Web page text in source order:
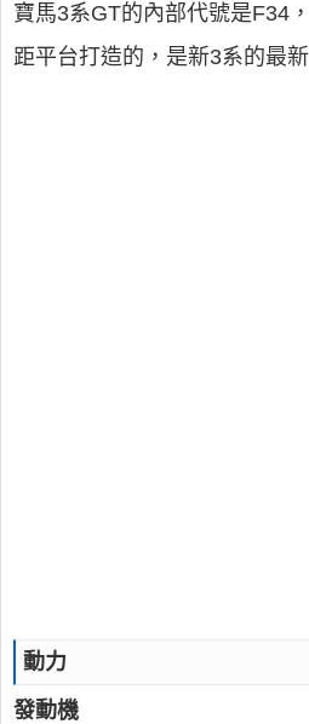
寶馬3系GT的內部代號是F34
距平台打造的，是新3系的最
動力
發動機